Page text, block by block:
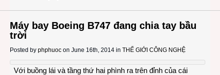
Máy bay Boeing B747 đang chia tay bầu
trời
Posted by phphuoc on June 16th, 2014 in THẾ GIỚI CÔNG NGHỆ
Với buồng lái và tầng thứ hai phình ra trên đỉnh của cái